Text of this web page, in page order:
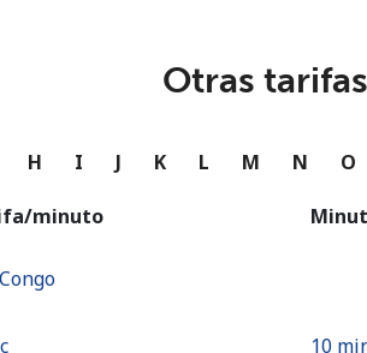
Continuar con
Otras tarifas
H I J K L M N O
minuto
10